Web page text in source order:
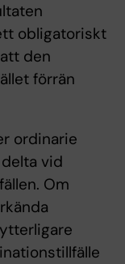
obligatoriskt
den
förrän
ordinarie
vid
Om